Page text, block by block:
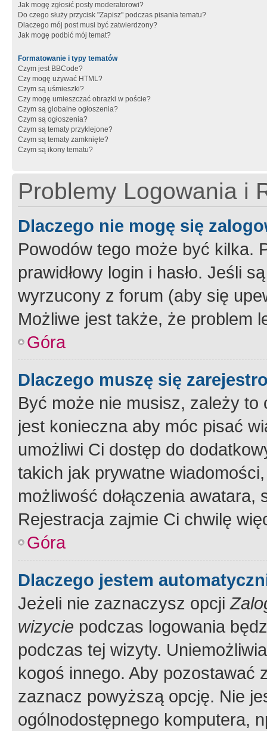
Jak mogę zgłosić posty moderatorowi?
Do czego służy przycisk "Zapisz" podczas pisania tematu?
Dlaczego mój post musi być zatwierdzony?
Jak mogę podbić mój temat?
Formatowanie i typy tematów
Czym jest BBCode?
Czy mogę używać HTML?
Czym są uśmieszki?
Czy mogę umieszczać obrazki w poście?
Czym są globalne ogłoszenia?
Czym są ogłoszenia?
Czym są tematy przyklejone?
Czym są tematy zamknięte?
Czym są ikony tematu?
Problemy Logowania i
Dlaczego nie mogę się
Powodów tego może być kilka.
prawidłowy login i hasło. Jeśli
wyrzucony z forum (aby się
Możliwe jest także, że problem
Góra
Dlaczego muszę się
Być może nie musisz, zależy
jest konieczna aby móc pisać
umożliwi Ci dostęp do
takich jak prywatne
możliwość dołączenia
Rejestracja zajmie Ci chwilę
Góra
Dlaczego jestem
Jeżeli nie zaznaczysz opcji
wizycie podczas logowania
podczas tej wizyty.
kogoś innego. Aby pozostawać
zaznacz powyższą opcję. Nie
ogólnodostępnego komputera,